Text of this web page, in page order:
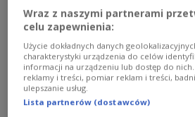
Wraz z naszymi partnerami
celu zapewnienia:
Użycie dokładnych danych
charakterystyki urządzenia do celów
informacji na urządzeniu lub dostęp do
reklamy i treści, pomiar reklam i treści,
ulepszanie usług.
Lista partnerów (dostawców)